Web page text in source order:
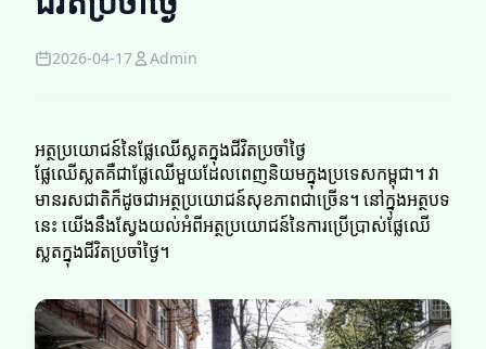
2026-04-17 Admin
អត្ថប្រយោជន៍នៃផ្លែឈើស្លត​​ក្នុងជីវិតប្រចាំថ្ងៃ
ផ្លែឈើស្លត​​គឺជាផ្លែឈើមួយដែលពេញនិយមក្នុងប្រទេសកម្ពុជា។ វា
មានរសជាតិក៏ដូចជាអត្ថប្រយោជន៍សុខភាពជាច្រើន។ នៅក្នុងអត្ថបទ
នេះ យើងនឹងស្វែងយល់អំពីអត្ថប្រយោជន៍នៃការប្រើប្រាស់ផ្លែឈើ
ស្លត​​ក្នុងជីវិតប្រចាំថ្ងៃ។